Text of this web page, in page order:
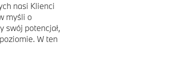
nasi Klienci
myśli o
swój potencjał,
W ten